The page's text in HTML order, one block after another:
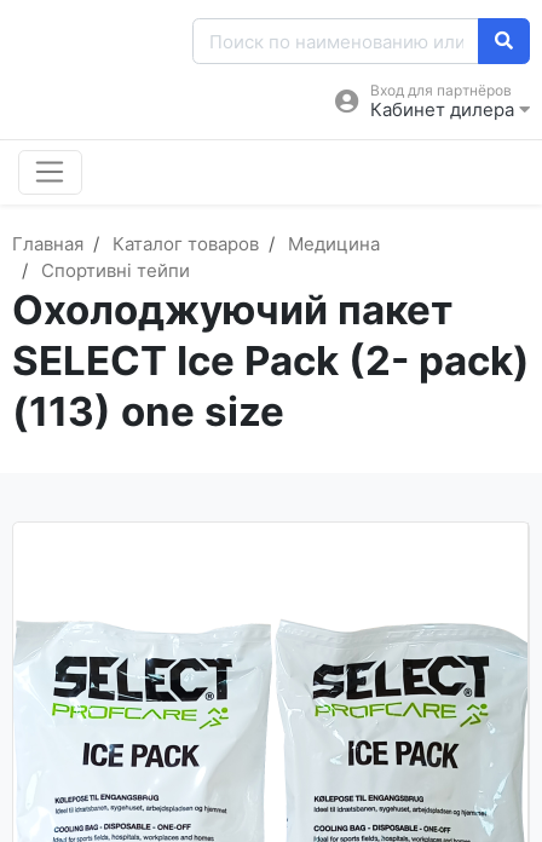
Вход для партнёров
Кабинет дилера
Главная Каталог товаров
Медицина
Спортивні тейпи
Охолоджуючий пакет
SELECT Ice Pack (2- pack)
(113) one size